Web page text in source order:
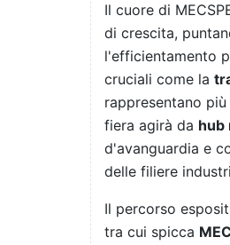
Il cuore di
di crescita,
l'efficientamento
cruciali come la
rappresentano
fiera agirà da hub
d'avanguardia e
delle filiere
Il percorso
tra cui spicca